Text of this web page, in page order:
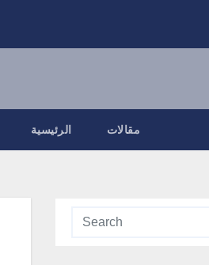
الرئيسية مقالات